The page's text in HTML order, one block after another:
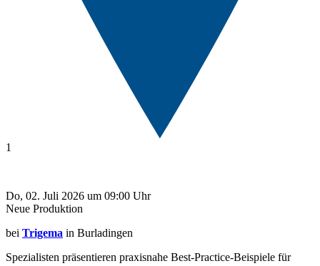
1
Do, 02. Juli 2026 um 09:00 Uhr
Neue Produktion
bei Trigema in Burladingen
Spezialisten präsentieren praxisnahe Best-Practice-Beispiele für